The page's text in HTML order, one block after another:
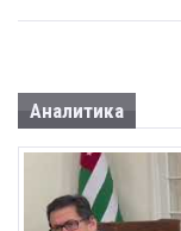
Аналитика